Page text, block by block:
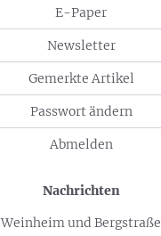
E-Paper
Newsletter
Gemerkte Artikel
Passwort ändern
Abmelden
Nachrichten
Weinheim und Bergstraße